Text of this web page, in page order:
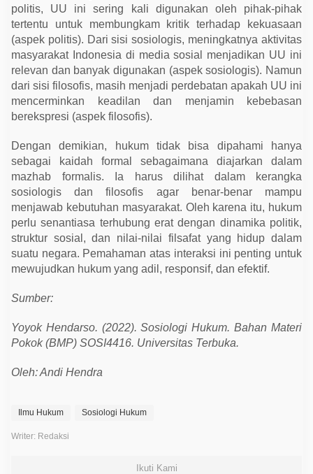
politis, UU ini sering kali digunakan oleh pihak-pihak
tertentu untuk membungkam kritik terhadap kekuasaan
(aspek politis). Dari sisi sosiologis, meningkatnya aktivitas
masyarakat Indonesia di media sosial menjadikan UU ini
relevan dan banyak digunakan (aspek sosiologis). Namun
dari sisi filosofis, masih menjadi perdebatan apakah UU ini
mencerminkan keadilan dan menjamin kebebasan
berekspresi (aspek filosofis).
Dengan demikian, hukum tidak bisa dipahami hanya
sebagai kaidah formal sebagaimana diajarkan dalam
mazhab formalis. Ia harus dilihat dalam kerangka
sosiologis dan filosofis agar benar-benar mampu
menjawab kebutuhan masyarakat. Oleh karena itu, hukum
perlu senantiasa terhubung erat dengan dinamika politik,
struktur sosial, dan nilai-nilai filsafat yang hidup dalam
suatu negara. Pemahaman atas interaksi ini penting untuk
mewujudkan hukum yang adil, responsif, dan efektif.
Sumber:
Yoyok Hendarso. (2022). Sosiologi Hukum. Bahan Materi
Pokok (BMP) SOSI4416. Universitas Terbuka.
Oleh: Andi Hendra
Ilmu Hukum Sosiologi Hukum
Writer: Redaksi
Ikuti Kami